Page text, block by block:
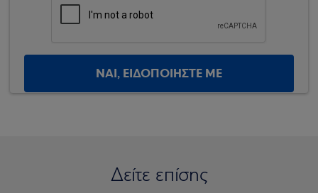
ΝΑΙ, ΕΙΔΟΠΟΙΗΣΤΕ ΜΕ
Δείτε επίσης